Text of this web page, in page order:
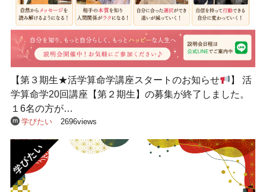
【第３期生★活学算命学講座スタートのお知らせ
】 活
学算命学20回講座【第２期生】の募集が終了しました。
１6名の方が…
学びたい 2696views